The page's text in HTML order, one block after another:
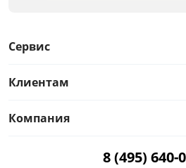
Сервис
Клиентам
Компания
8 (495) 640-